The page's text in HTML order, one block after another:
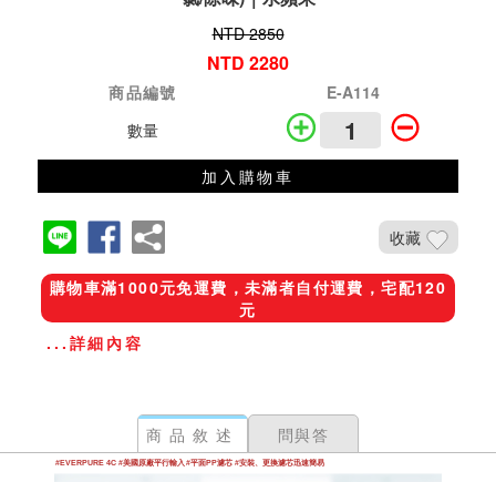
NTD 2850
NTD 2280
商品編號
E-A114
數量
加入購物車
收藏
購物車滿1000元免運費，未滿者自付運費，宅配120
元
...詳細內容
商品敘述 問與答